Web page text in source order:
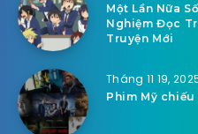
Một Lần Nữa
Nghiệm Đọc
Truyện Mới
Tháng 11 19,
Phim Mỹ